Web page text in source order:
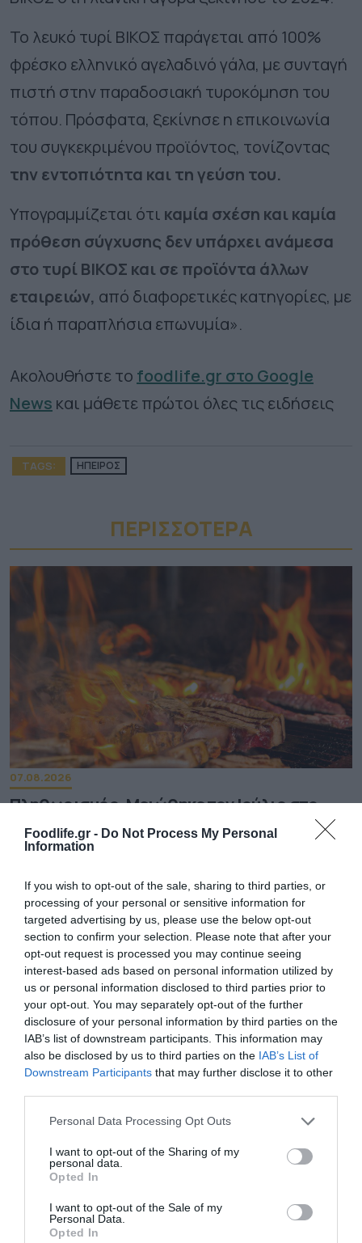
Foodlife.gr - Do Not Process My Personal
Information
If you wish to opt-out of the sale, sharing to third parties, or
processing of your personal or sensitive information for
targeted advertising by us, please use the below opt-out
section to confirm your selection. Please note that after your
opt-out request is processed you may continue seeing
interest-based ads based on personal information utilized by
us or personal information disclosed to third parties prior to
your opt-out. You may separately opt-out of the further
disclosure of your personal information by third parties on the
IAB’s list of downstream participants. This information may
also be disclosed by us to third parties on the IAB’s List of
Downstream Participants that may further disclose it to other
Please note that this website/app uses one or more Google
not limited to your visit or usage behaviour. You may click to
grant or deny consent to Google and its third-party tags to
use your data for below specified purposes in below Google
consent section.
Personal Data Processing Opt Outs
I want to opt-out of the Sharing of my
personal data.
Opted In
I want to opt-out of the Sale of my
Personal Data.
Opted In
Το λευκό τυρί ΒΙΚΟΣ παράγεται από 100%
φρέσκο ελληνικό αγελαδινό γάλα, με συνταγή
πιστή στην παραδοσιακή τυροκόμηση του
τόπου. Πρόσφατα, ξεκίνησε η επικοινωνία
του συγκεκριμένου προϊόντος, τονίζοντας
την εντοπιότητα και τη γεύση του.
Υπογραμμίζεται ότι καμία σχέση και καμία
πρόθεση σύγχυσης δεν υπάρχει ανάμεσα
στο τυρί ΒΙΚΟΣ και σε προϊόντα άλλων
εταιρειών, από διαφορετικές κατηγορίες, με
ίδια ή παραπλήσια επωνυμία».
Ακολουθήστε το foodlife.gr στο Google
News και μάθετε πρώτοι όλες τις ειδήσεις
TAGS: ΗΠΕΙΡΟΣ
ΠΕΡΙΣΣΟΤΕΡA
07.08.2026
Πληθωρισμός: Μειώθηκε τον Ιούλιο στο
3,4% – «Καίνε» οι τιμές στα κρέατα
07.08.2026
Κάρτα Αγρότη: Τι αλλάζει από τις 28
Αυγούστου – Πώς θα ενεργοποιείται